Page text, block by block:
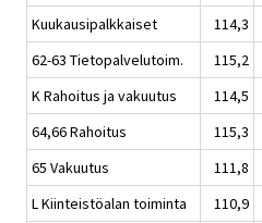
Kuukausipalkkaiset
114,3
62-63 Tietopalvelutoim.
115,2
K Rahoitus ja vakuutus
114,5
64,66 Rahoitus
115,3
65 Vakuutus
111,8
L Kiinteistöalan toiminta
110,9